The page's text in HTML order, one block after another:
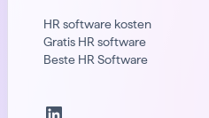
HR software kosten
Gratis HR software
Beste HR Software
LinkedIn